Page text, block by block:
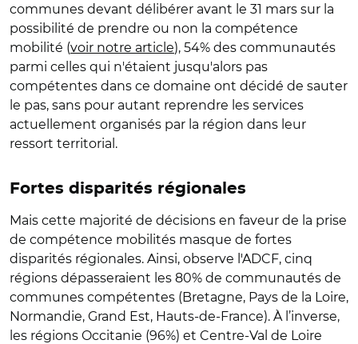
communes devant délibérer avant le 31 mars sur la
possibilité de prendre ou non la compétence
mobilité (voir notre article), 54% des communautés
parmi celles qui n'étaient jusqu'alors pas
compétentes dans ce domaine ont décidé de sauter
le pas, sans pour autant reprendre les services
actuellement organisés par la région dans leur
ressort territorial.
Fortes disparités régionales
Mais cette majorité de décisions en faveur de la prise
de compétence mobilités masque de fortes
disparités régionales. Ainsi, observe l'ADCF, cinq
régions dépasseraient les 80% de communautés de
communes compétentes (Bretagne, Pays de la Loire,
Normandie, Grand Est, Hauts-de-France). À l’inverse,
les régions Occitanie (96%) et Centre-Val de Loire